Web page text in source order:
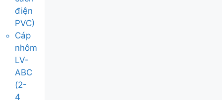
điện
PVC)
Cáp
nhôm
LV-
ABC
(2-
4